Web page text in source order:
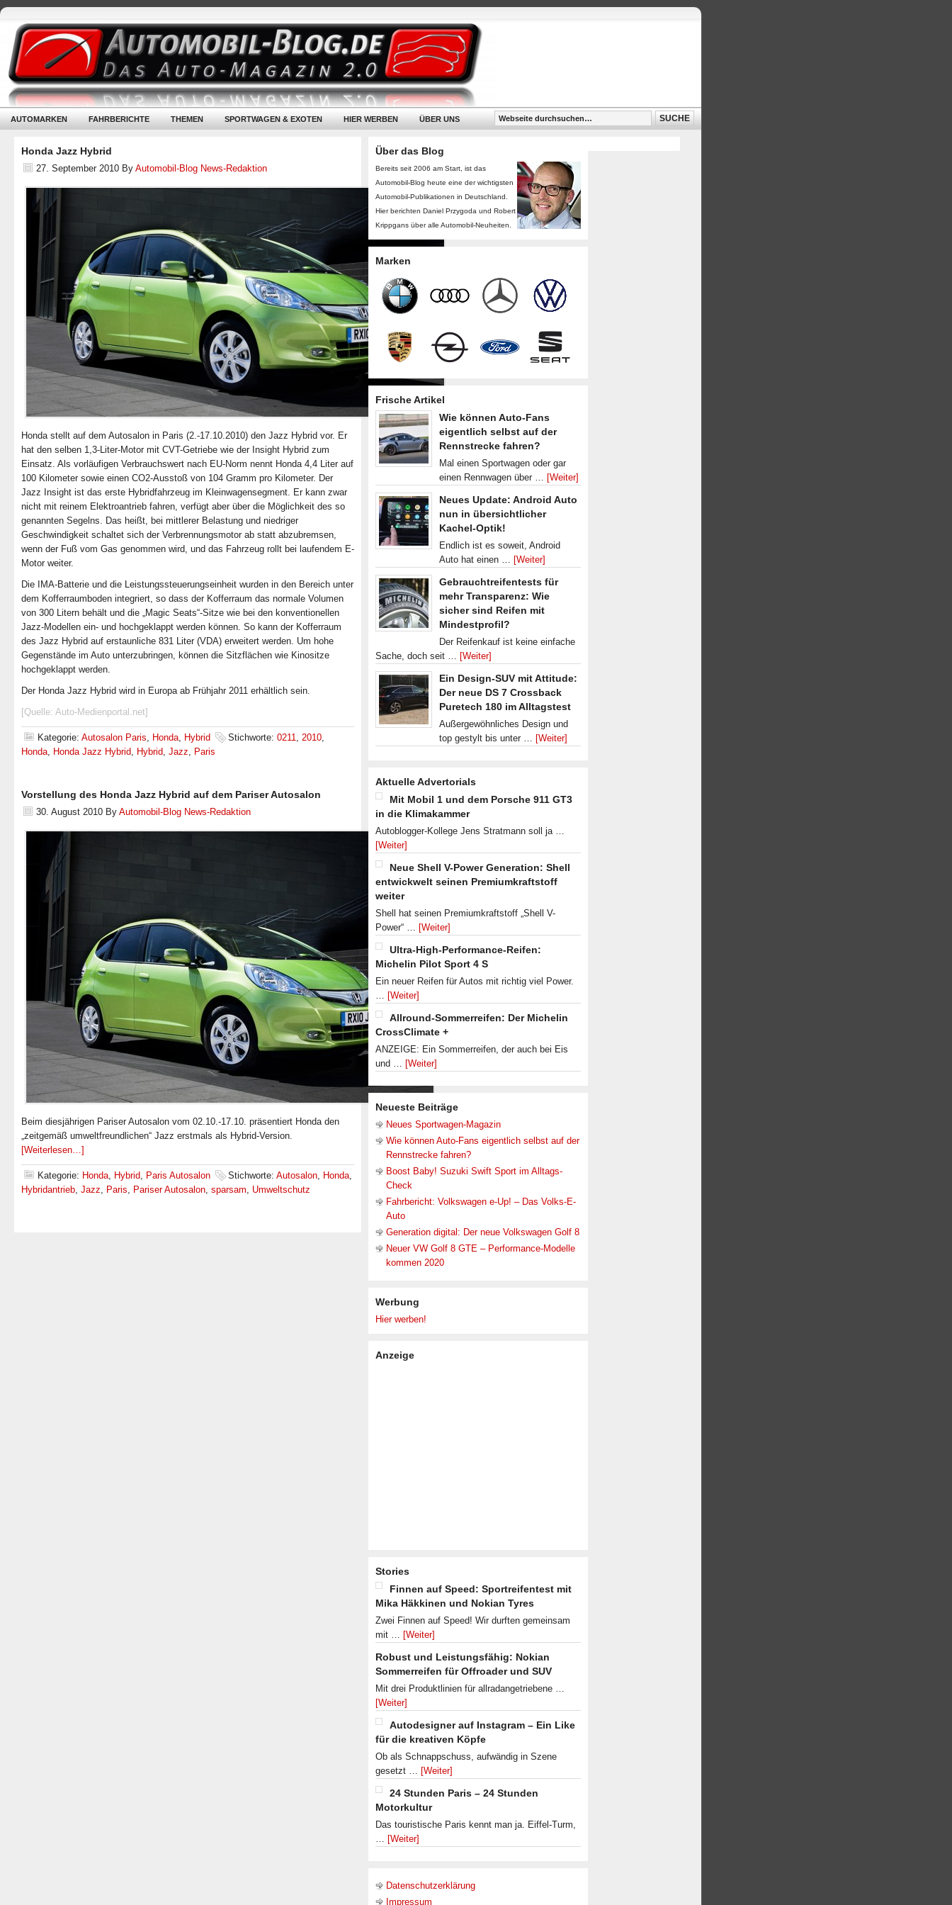
AUTOMARKEN FAHRBERICHTE THEMEN SPORTWAGEN & EXOTEN HIER WERBEN ÜBER UNS
Honda Jazz Hybrid
27. September 2010 By Automobil-Blog News-Redaktion
Honda stellt auf dem Autosalon in Paris (2.-17.10.2010) den Jazz Hybrid vor. Er
hat den selben 1,3-Liter-Motor mit CVT-Getriebe wie der Insight Hybrid zum
Einsatz. Als vorläufigen Verbrauchswert nach EU-Norm nennt Honda 4,4 Liter auf
100 Kilometer sowie einen CO2-Ausstoß von 104 Gramm pro Kilometer. Der
Jazz Insight ist das erste Hybridfahrzeug im Kleinwagensegment. Er kann zwar
nicht mit reinem Elektroantrieb fahren, verfügt aber über die Möglichkeit des so
genannten Segelns. Das heißt, bei mittlerer Belastung und niedriger
Geschwindigkeit schaltet sich der Verbrennungsmotor ab statt abzubremsen,
wenn der Fuß vom Gas genommen wird, und das Fahrzeug rollt bei laufendem E-
Motor weiter.
Die IMA-Batterie und die Leistungssteuerungseinheit wurden in den Bereich unter
dem Kofferraumboden integriert, so dass der Kofferraum das normale Volumen
von 300 Litern behält und die „Magic Seats“-Sitze wie bei den konventionellen
Jazz-Modellen ein- und hochgeklappt werden können. So kann der Kofferraum
des Jazz Hybrid auf erstaunliche 831 Liter (VDA) erweitert werden. Um hohe
Gegenstände im Auto unterzubringen, können die Sitzflächen wie Kinositze
hochgeklappt werden.
Der Honda Jazz Hybrid wird in Europa ab Frühjahr 2011 erhältlich sein.
[Quelle: Auto-Medienportal.net]
Kategorie: Autosalon Paris, Honda, Hybrid Stichworte: 0211, 2010,
Honda, Honda Jazz Hybrid, Hybrid, Jazz, Paris
Vorstellung des Honda Jazz Hybrid auf dem Pariser Autosalon
30. August 2010 By Automobil-Blog News-Redaktion
Beim diesjährigen Pariser Autosalon vom 02.10.-17.10. präsentiert Honda den
„zeitgemäß umweltfreundlichen“ Jazz erstmals als Hybrid-Version.
[Weiterlesen…]
Kategorie: Honda, Hybrid, Paris Autosalon Stichworte: Autosalon, Honda,
Hybridantrieb, Jazz, Paris, Pariser Autosalon, sparsam, Umweltschutz
Über das Blog
Bereits seit 2006 am Start, ist das
Automobil-Blog heute eine der wichtigsten
Automobil-Publikationen in Deutschland.
Hier berichten Daniel Przygoda und Robert
Krippgans über alle Automobil-Neuheiten.
Marken
Frische Artikel
Wie können Auto-Fans
eigentlich selbst auf der
Rennstrecke fahren?
Mal einen Sportwagen oder gar
einen Rennwagen über … [Weiter]
Neues Update: Android Auto
nun in übersichtlicher
Kachel-Optik!
Endlich ist es soweit, Android
Auto hat einen … [Weiter]
Gebrauchtreifentests für
mehr Transparenz: Wie
sicher sind Reifen mit
Mindestprofil?
Der Reifenkauf ist keine einfache
Sache, doch seit … [Weiter]
Ein Design-SUV mit Attitude:
Der neue DS 7 Crossback
Puretech 180 im Alltagstest
Außergewöhnliches Design und
top gestylt bis unter … [Weiter]
Aktuelle Advertorials
Mit Mobil 1 und dem Porsche 911 GT3
in die Klimakammer
Autoblogger-Kollege Jens Stratmann soll ja …
[Weiter]
Neue Shell V-Power Generation: Shell
entwickwelt seinen Premiumkraftstoff
weiter
Shell hat seinen Premiumkraftstoff „Shell V-
Power“ … [Weiter]
Ultra-High-Performance-Reifen:
Michelin Pilot Sport 4 S
Ein neuer Reifen für Autos mit richtig viel Power.
… [Weiter]
Allround-Sommerreifen: Der Michelin
CrossClimate +
ANZEIGE: Ein Sommerreifen, der auch bei Eis
und … [Weiter]
Neueste Beiträge
Neues Sportwagen-Magazin
Wie können Auto-Fans eigentlich selbst auf der
Rennstrecke fahren?
Boost Baby! Suzuki Swift Sport im Alltags-
Check
Fahrbericht: Volkswagen e-Up! – Das Volks-E-
Auto
Generation digital: Der neue Volkswagen Golf 8
Neuer VW Golf 8 GTE – Performance-Modelle
kommen 2020
Werbung
Hier werben!
Anzeige
Stories
Finnen auf Speed: Sportreifentest mit
Mika Häkkinen und Nokian Tyres
Zwei Finnen auf Speed! Wir durften gemeinsam
mit … [Weiter]
Robust und Leistungsfähig: Nokian
Sommerreifen für Offroader und SUV
Mit drei Produktlinien für allradangetriebene …
[Weiter]
Autodesigner auf Instagram – Ein Like
für die kreativen Köpfe
Ob als Schnappschuss, aufwändig in Szene
gesetzt … [Weiter]
24 Stunden Paris – 24 Stunden
Motorkultur
Das touristische Paris kennt man ja. Eiffel-Turm,
… [Weiter]
Datenschutzerklärung
Impressum